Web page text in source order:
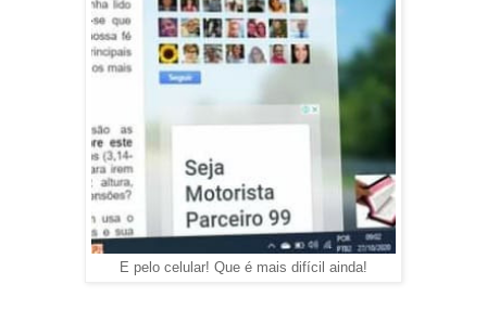
E pelo celular! Que é mais difícil ainda!